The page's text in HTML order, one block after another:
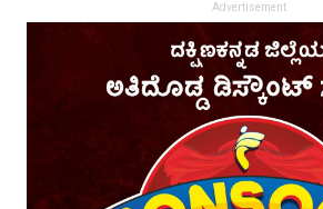
Advertisement